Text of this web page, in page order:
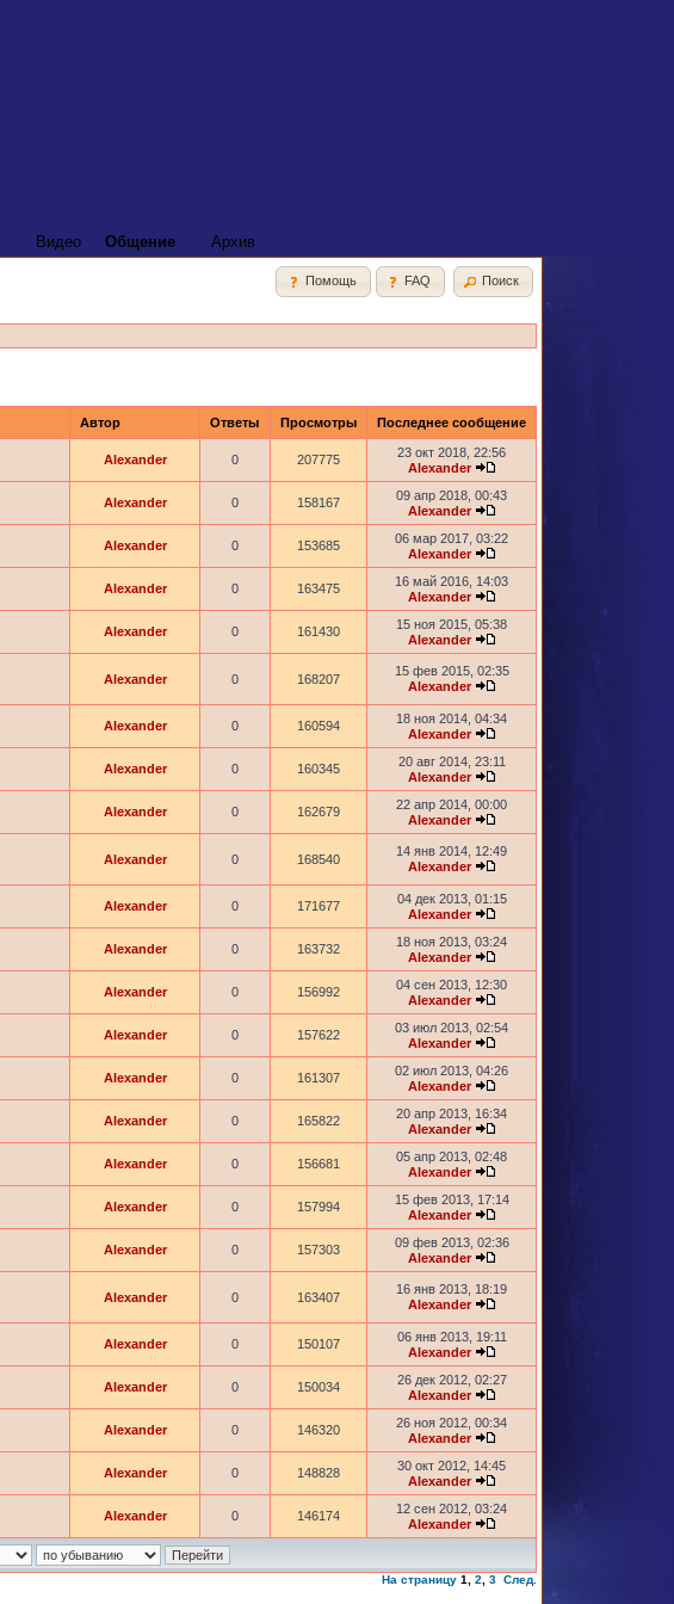
Видео Общение Архив
Помощь FAQ
Поиск
Автор Ответы Просмотры Последнее сообщение
Alexander 0 207775
23 окт 2018, 22:56
Alexander
Alexander 0 158167
09 апр 2018, 00:43
Alexander
Alexander 0 153685
06 мар 2017, 03:22
Alexander
Alexander 0 163475
16 май 2016, 14:03
Alexander
Alexander 0 161430
15 ноя 2015, 05:38
Alexander
Alexander 0 168207
15 фев 2015, 02:35
Alexander
Alexander 0 160594
18 ноя 2014, 04:34
Alexander
Alexander 0 160345
20 авг 2014, 23:11
Alexander
Alexander 0 162679
22 апр 2014, 00:00
Alexander
Alexander 0 168540
14 янв 2014, 12:49
Alexander
Alexander 0 171677
04 дек 2013, 01:15
Alexander
Alexander 0 163732
18 ноя 2013, 03:24
Alexander
Alexander 0 156992
04 сен 2013, 12:30
Alexander
Alexander 0 157622
03 июл 2013, 02:54
Alexander
Alexander 0 161307
02 июл 2013, 04:26
Alexander
Alexander 0 165822
20 апр 2013, 16:34
Alexander
Alexander 0 156681
05 апр 2013, 02:48
Alexander
Alexander 0 157994
15 фев 2013, 17:14
Alexander
Alexander 0 157303
09 фев 2013, 02:36
Alexander
Alexander 0 163407
16 янв 2013, 18:19
Alexander
Alexander 0 150107
06 янв 2013, 19:11
Alexander
Alexander 0 150034
26 дек 2012, 02:27
Alexander
Alexander 0 146320
26 ноя 2012, 00:34
Alexander
Alexander 0 148828
30 окт 2012, 14:45
Alexander
Alexander 0 146174
12 сен 2012, 03:24
Alexander
На страницу 1 2 3 След.